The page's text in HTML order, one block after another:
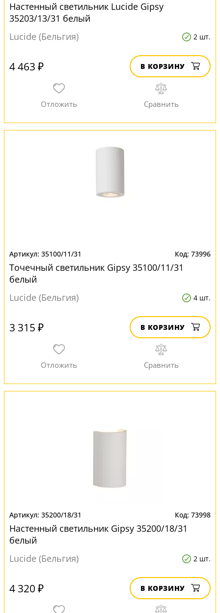
Настенный светильник Lucide Gipsy
35203/13/31 белый
Lucide (Бельгия)
2 шт.
4 463 ₽ В КОРЗИНУ
35100/11/31 73996
Точечный светильник Gipsy 35100/11/31
белый
Lucide (Бельгия)
4 шт.
3 315 ₽ В КОРЗИНУ
35200/18/31 73998
Настенный светильник Gipsy 35200/18/31
белый
Lucide (Бельгия)
2 шт.
4 320 ₽ В КОРЗИНУ